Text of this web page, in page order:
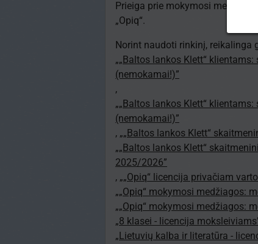
Prieiga prie mokymosi
„Opiq“.
Norint naudoti rinkinį, reikalinga
„„Baltos lankos Klett“
(nemokamai!)”
,
„„Baltos lankos Klett“
(nemokamai!)”
, „„Baltos lankos Klett“
„„Baltos lankos Klett“
2025/2026”
, „„Opiq“ licencija privačiam
„„Opiq“ mokymosi medžiagos:
„„Opiq“ mokymosi medžiagos:
„8 klasei - licencija
„Lietuvių kalba ir literatūra -